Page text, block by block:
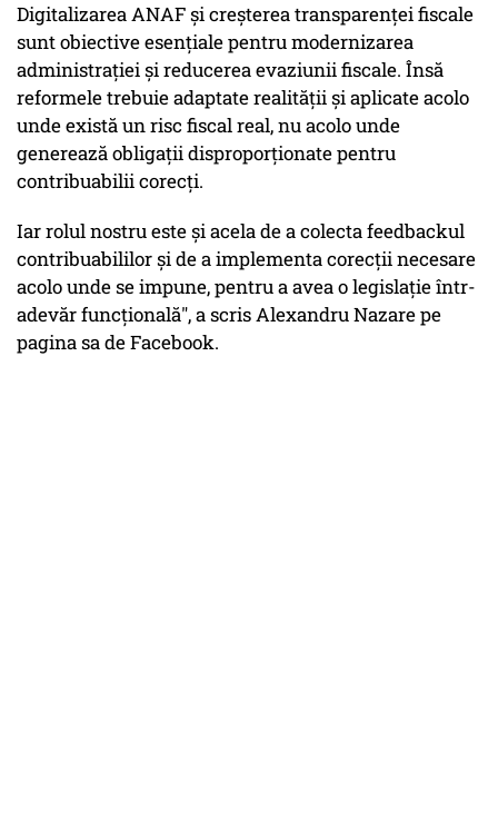
Digitalizarea ANAF și creșterea transparenței fiscale
sunt obiective esențiale pentru modernizarea
administrației și reducerea evaziunii fiscale. Însă
reformele trebuie adaptate realității și aplicate acolo
unde există un risc fiscal real, nu acolo unde
generează obligații disproporționate pentru
contribuabilii corecți.
Iar rolul nostru este şi acela de a colecta feedbackul
contribuabililor şi de a implementa corecții necesare
acolo unde se impune, pentru a avea o legislație într-
adevăr funcțională", a scris Alexandru Nazare pe
pagina sa de Facebook.